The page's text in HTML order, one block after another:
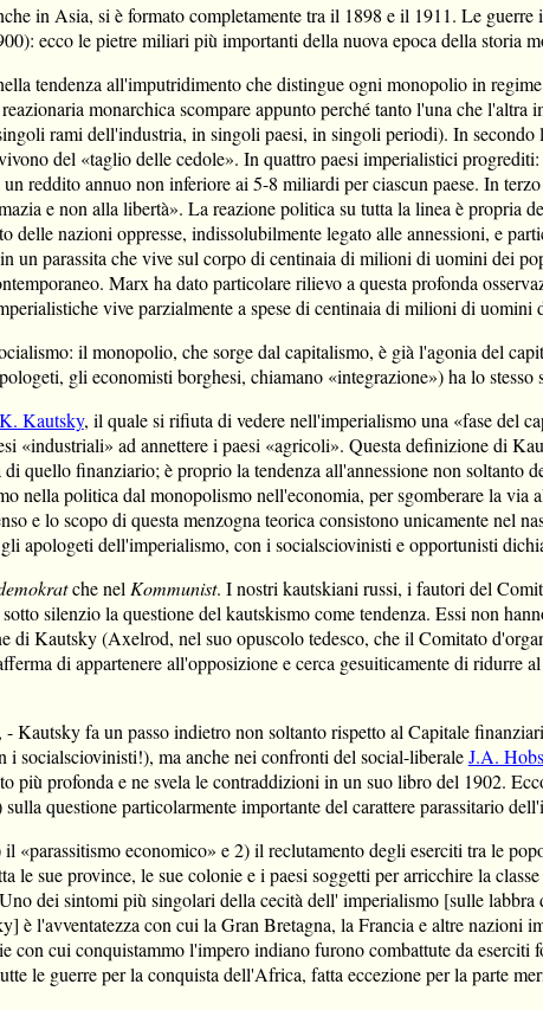
in Asia, si è formato completamente tra il 1898 e il 1911. Le guerre
ecco le pietre miliari più importanti della nuova epoca della storia
tendenza all'imputridimento che distingue ogni monopolio in
monarchica scompare appunto perché tanto l'una che l'altra
rami dell'industria, in singoli paesi, in singoli periodi). In
del «taglio delle cedole». In quattro paesi imperialistici
annuo non inferiore ai 5-8 miliardi per ciascun paese. In
e non alla libertà». La reazione politica su tutta la linea è propria
nazioni oppresse, indissolubilmente legato alle annessioni, e
un parassita che vive sul corpo di centinaia di milioni di uomini dei
Marx ha dato particolare rilievo a questa profonda
vive parzialmente a spese di centinaia di milioni di
il monopolio, che sorge dal capitalismo, è già l'agonia del
gli economisti borghesi, chiamano «integrazione») ha lo stesso
K. Kautsky, il quale si rifiuta di vedere nell'imperialismo una «fase del
«industriali» ad annettere i paesi «agricoli». Questa definizione di
finanziario; è proprio la tendenza all'annessione non soltanto
nella politica dal monopolismo nell'economia, per sgomberare la via
e lo scopo di questa menzogna teorica consistono unicamente nel
apologeti dell'imperialismo, con i socialsciovinisti e opportunisti
che nel Kommunist. I nostri kautskiani russi, i fautori del
silenzio la questione del kautskismo come tendenza. Essi non
di Kautsky (Axelrod, nel suo opuscolo tedesco, che il Comitato
di appartenere all'opposizione e cerca gesuiticamente di ridurre
Kautsky fa un passo indietro non soltanto rispetto al Capitale
i socialsciovinisti!), ma anche nei confronti del social-liberaleJ.A.
profonda e ne svela le contraddizioni in un suo libro del 1902.
questione particolarmente importante del carattere parassitario
economico» e 2) il reclutamento degli eserciti tra le
sue province, le sue colonie e i paesi soggetti per arricchire la
dei sintomi più singolari della cecità dell' imperialismo [sulle
l'avventatezza con cui la Gran Bretagna, la Francia e altre nazioni
cui conquistammo l'impero indiano furono combattute da eserciti
le guerre per la conquista dell'Africa, fatta eccezione per la parte